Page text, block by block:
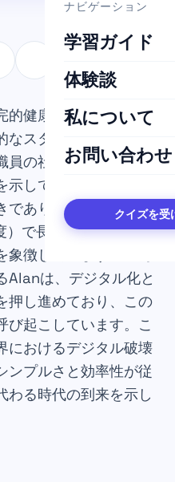
ナビゲーション
学習ガイド
体験談
私について
お問い合わせ
クイズを受
的健康保険契約をAlan
スタートアップとし
員の社会保障の組織に
しています。この決
であり、伝統的な
で長らく支配されて
徴しています。13万
Alanは、デジタル化と
押し進めており、この
び起こしています。こ
におけるデジタル破壊
ンプルさと効率性が従
わる時代の到来を示し